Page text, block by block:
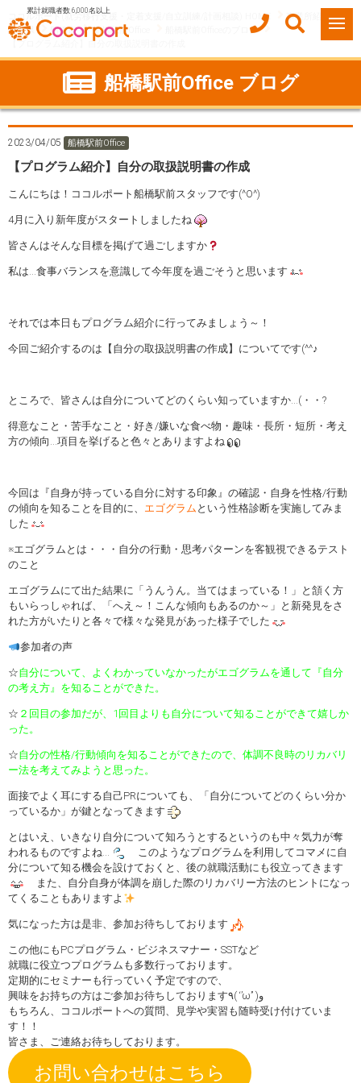
累計就職者数 6,000名以上
ココルポート(就労移行支援・定着支援/自立訓練/計画相談) HOME
事業所紹介
千葉県
船橋市 船橋駅前Office
船橋駅前Officeのブログ
【プログラム紹介】自分の取扱説明書の作成
船橋駅前Office ブログ
2023/04/05 船橋駅前Office
【プログラム紹介】自分の取扱説明書の作成
こんにちは！ココルポート船橋駅前スタッフです(^O^)
4月に入り新年度がスタートしましたね
皆さんはそんな目標を掲げて過ごしますか
私は…食事バランスを意識して今年度を過ごそうと思います
それでは本日もプログラム紹介に行ってみましょう～！
今回ご紹介するのは【自分の取扱説明書の作成】についてです(^^♪
ところで、皆さんは自分についてどのくらい知っていますか…(・・?
得意なこと・苦手なこと・好き/嫌いな食べ物・趣味・長所・短所・考え
方の傾向…項目を挙げると色々とありますよね
今回は『自身が持っている自分に対する印象』の確認・自身を性格/行動
の傾向を知ることを目的に、 エゴグラム という性格診断を実施してみま
した
※エゴグラムとは・・・自分の行動・思考パターンを客観視できるテスト
のこと
エゴグラムにて出た結果に「うんうん。当てはまっている！」と頷く方
もいらっしゃれば、「へえ～！こんな傾向もあるのか～」と新発見をさ
れた方がいたりと各々で様々な発見があった様子でした
参加者の声
☆自分について、よくわかっていなかったがエゴグラムを通して『自分
の考え方』を知ることができた。
☆ ２回目の参加だが、1回目よりも自分について知ることができて嬉しか
った。
☆自分の性格/行動傾向を知ることができたので、体調不良時のリカバリ
ー法を考えてみようと思った。
面接でよく耳にする自己PRについても、「自分についてどのくらい分か
っているか」が鍵となってきます
とはいえ、いきなり自分について知ろうとするというのも中々気力が奪
われるものですよね…
このようなプログラムを利用してコマメに自
分について知る機会を設けておくと、後の就職活動にも役立ってきます
また、自分自身が体調を崩した際のリカバリー方法のヒントになっ
てくることもありますよ
気になった方は是非、参加お待ちしております
この他にもPCプログラム・ビジネスマナー・SSTなど
就職に役立つプログラムも多数行っております。
定期的にセミナーも行っていく予定ですので、
興味をお持ちの方はご参加お待ちしております٩( ‘’ω’’ )و
もちろん、ココルポートへの質問、見学や実習も随時受け付けていま
す！！
皆さま、ご連絡お待ちしております。
お問い合わせはこちら